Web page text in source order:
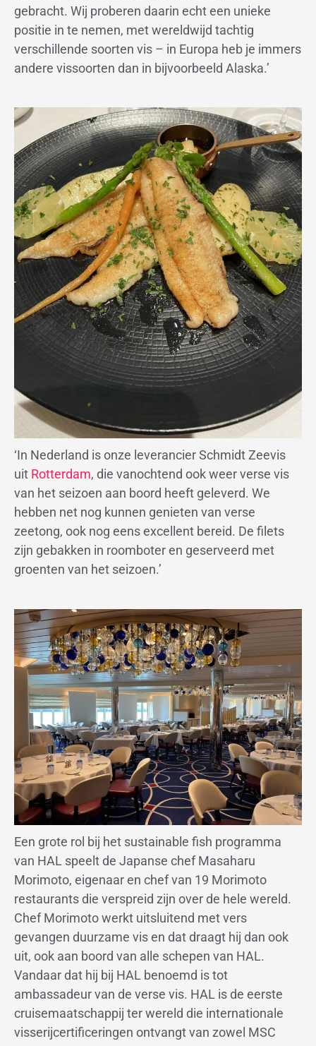
gebracht. Wij proberen daarin echt een unieke
positie in te nemen, met wereldwijd tachtig
verschillende soorten vis – in Europa heb je immers
andere vissoorten dan in bijvoorbeeld Alaska.’
‘In Nederland is onze leverancier Schmidt Zeevis
uit Rotterdam, die vanochtend ook weer verse vis
van het seizoen aan boord heeft geleverd. We
hebben net nog kunnen genieten van verse
zeetong, ook nog eens excellent bereid. De filets
zijn gebakken in roomboter en geserveerd met
groenten van het seizoen.’
Een grote rol bij het sustainable fish programma
van HAL speelt de Japanse chef Masaharu
Morimoto, eigenaar en chef van 19 Morimoto
restaurants die verspreid zijn over de hele wereld.
Chef Morimoto werkt uitsluitend met vers
gevangen duurzame vis en dat draagt hij dan ook
uit, ook aan boord van alle schepen van HAL.
Vandaar dat hij bij HAL benoemd is tot
ambassadeur van de verse vis. HAL is de eerste
cruisemaatschappij ter wereld die internationale
visserijcertificeringen ontvangt van zowel MSC